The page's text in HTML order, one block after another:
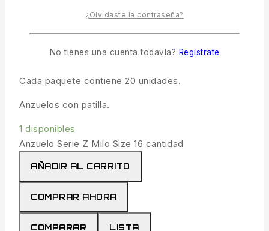
¡Se vende rápido! Más de 18 personas tienen en
su carrito
Anzuelos extrafuertes de Milo. Sin muerte.
Cada paquete contiene 20 unidades.
Anzuelos con patilla.
1 disponibles
Anzuelo Serie Z Milo Size 16 cantidad
AÑADIR AL CARRITO
COMPRAR AHORA
COMPARAR LISTA
¿Olvidaste la contraseña?
No tienes una cuenta todavía? Regístrate